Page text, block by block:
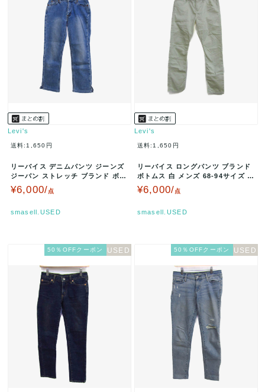
Levi's
送料:1,650円
リーバイス デニムパンツ ジーンズ
ジーパン ストレッチ ブランド ボト
ムス レディース W27サイ…
¥6,000/点
smasell.USED
Levi's
送料:1,650円
リーバイス ロングパンツ ブランド
ボトムス 白 メンズ 68-94サイズ ホ
ワイト Levi's …
¥6,000/点
smasell.USED
50％OFFクーポン 50％OFFクーポン